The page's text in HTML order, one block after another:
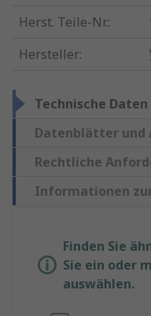
Herst. Teile-Nr.:
Hersteller:
Technische
Datenblätter und
Rechtliche
Informationen
Finden Sie
Sie ein oder
auswählen.